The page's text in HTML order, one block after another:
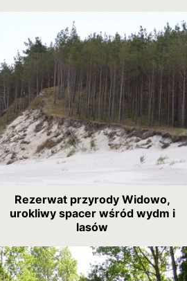
Rezerwat przyrody Widowo,
urokliwy spacer wśród wydm i
lasów